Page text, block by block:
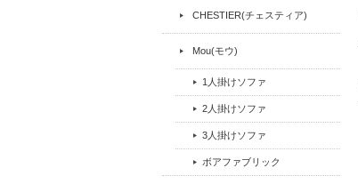
CHESTIER(チェスティア)
Mou(モウ)
1人掛けソファ
2人掛けソファ
3人掛けソファ
ボアファブリック